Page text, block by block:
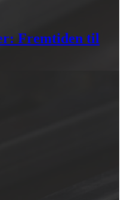
Fremtiden til